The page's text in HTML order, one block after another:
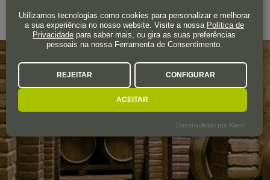
Montsant
Utilizamos tecnologias como cookies para personalizar e melhorar
a sua experiência no nosso website. Visite a nossa Política de
Privacidade para saber mais, ou gira as suas preferências
pessoais na nossa Ferramenta de Consentimento.
REJEITAR CONFIGURAR
ACEITAR
Desenvolvido por Klaro!